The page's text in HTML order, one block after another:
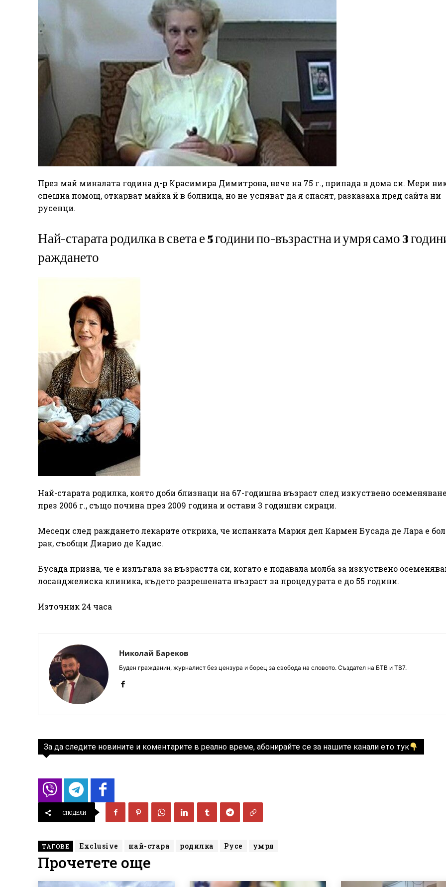
През май миналата година д-р Красимира Димитрова, вече на 75 г., припада в дома си. Мери
спешна помощ, откарват майка й в болница, но не успяват да я спасят, разказаха пред сайта ни
русенци.
Най-старата родилка в света е 5 години по-възрастна и умря само 3
раждането
Най-старата родилка, която доби близнаци на 67-годишна възраст след изкуствено
през 2006 г., също почина през 2009 година и остави 3 годишни сираци.
Месеци след раждането лекарите откриха, че испанката Мария дел Кармен Бусада де Лара е
рак, съобщи Диарио де Кадис.
Бусада призна, че е излъгала за възрастта си, когато е подавала молба за изкуствено
лосанджелиска клиника, където разрешената възраст за процедурата е до 55 години.
Източник 24 часа
Николай Бареков
Буден гражданин, журналист без цензура и борец за свобода на словото. Създател на БТВ и ТВ7.
За да следите новините и коментарите в реално време, абонирайте се за нашите канали ето тук
СПОДЕЛИ
ТАГОВЕ Exclusive най-стара родилка Русе умря
Прочетете още